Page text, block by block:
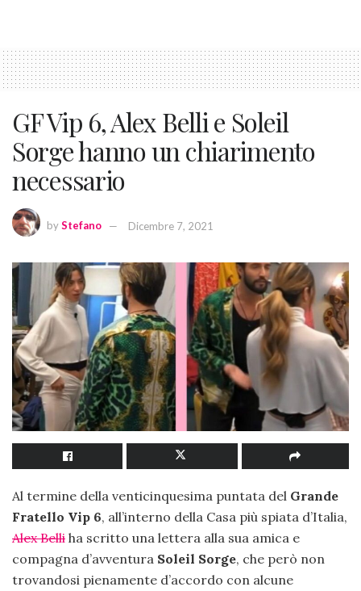
GF Vip 6, Alex Belli e Soleil
Sorge hanno un chiarimento
necessario
byStefano Dicembre 7, 2021
Al termine della venticinquesima puntata del Grande
Fratello Vip 6, all’interno della Casa più spiata d’Italia,
Alex Belli ha scritto una lettera alla sua amica e
compagna d’avventura Soleil Sorge, che però non
trovandosi pienamente d’accordo con alcune